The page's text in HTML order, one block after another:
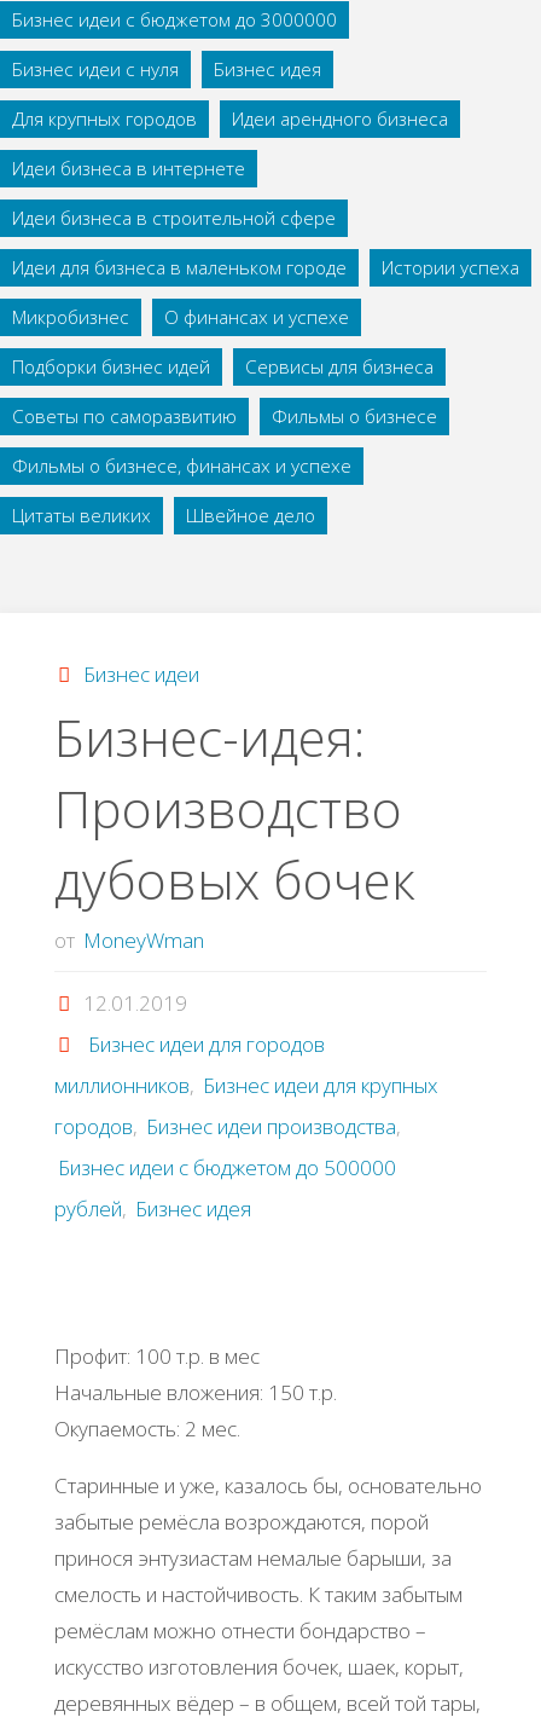
Бизнес идеи с бюджетом до 3000000
Бизнес идеи с нуля
Бизнес идея
Для крупных городов
Идеи арендного бизнеса
Идеи бизнеса в интернете
Идеи бизнеса в строительной сфере
Идеи для бизнеса в маленьком городе
Истории успеха
Микробизнес
О финансах и успехе
Подборки бизнес идей
Сервисы для бизнеса
Советы по саморазвитию
Фильмы о бизнесе
Фильмы о бизнесе, финансах и успехе
Цитаты великих
Швейное дело
Бизнес идеи
Бизнес-идея:
Производство
дубовых бочек
от MoneyWman
12.01.2019
Бизнес идеи для городов
миллионников, Бизнес идеи для крупных
городов, Бизнес идеи производства,
Бизнес идеи с бюджетом до 500000
рублей, Бизнес идея
Профит: 100 т.р. в мес
Начальные вложения: 150 т.р.
Окупаемость: 2 мес.
Старинные и уже, казалось бы, основательно
забытые ремёсла возрождаются, порой
принося энтузиастам немалые барыши, за
смелость и настойчивость. К таким забытым
ремёслам можно отнести бондарство –
искусство изготовления бочек, шаек, корыт,
деревянных вёдер – в общем, всей той тары,